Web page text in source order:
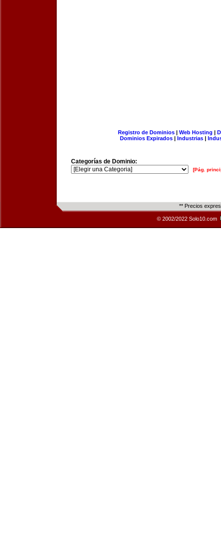
Registro de Dominios| Web Hosting |
Dominios Expirados | Industrias |
Categorías de Dominio:
[Pág.
** Precios
© 2002/2022 Solo10.com